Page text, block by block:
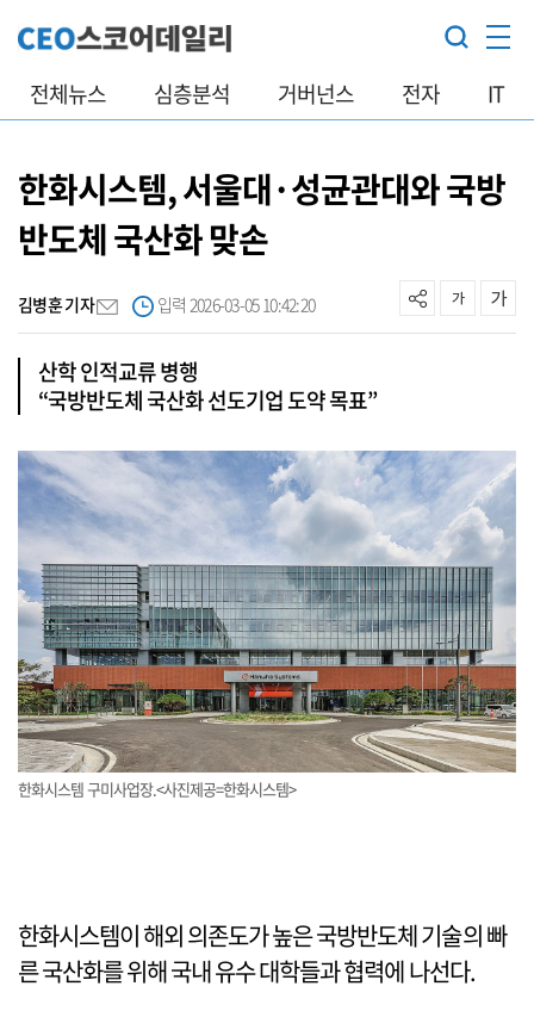
전체뉴스 심층분석 거버넌스 전자 IT
한화시스템, 서울대·성균관대와 국방
반도체 국산화 맞손
김병훈 기자 입력 2026-03-05 10:42:20
산학 인적교류 병행
“국방반도체 국산화 선도기업 도약 목표”
한화시스템 구미사업장.<사진제공=한화시스템>
한화시스템이 해외 의존도가 높은 국방반도체 기술의 빠
른 국산화를 위해 국내 유수 대학들과 협력에 나선다.